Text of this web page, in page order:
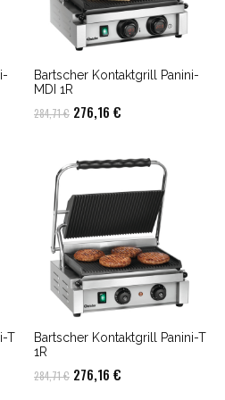
Bartscher Kontaktgrill Panini-
MDI 1R
284,71€ Ursprünglicher
war:
276,16 €
ist:
276,16 €.
T
Bartscher Kontaktgrill Panini-T
1R
284,71€ Ursprünglicher
276,16 €